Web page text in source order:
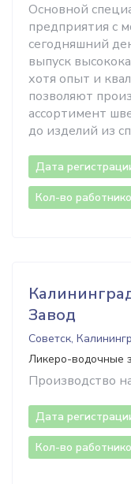
Основной
предприятия с
сегодняшний
выпуск
хотя опыт и
позволяют
ассортимент
до изделий из
Дата
Кол-во
Завод
Советск,
Ликеро-водочные
Производство
Дата
Кол-во